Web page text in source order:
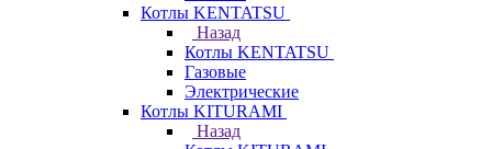
Котлы KENTATSU
Назад
Котлы KENTATSU
Газовые
Электрические
Котлы KITURAMI
Назад